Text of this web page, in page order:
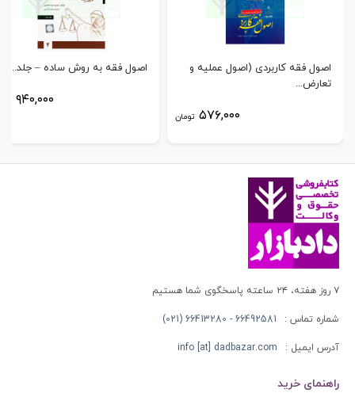
اصول فقه کاربردی (اصول عملیه و
تعارض...
۵۷۶,۰۰۰ تومان
اصول فقه به روش ساده – جلد...
۹۴۰,۰۰۰
۷ روز هفته، ۲۴ ساعته پاسخگوی شما هستیم
شماره تماس : 66492581 - 66413280 (021)
آدرس ایمیل : info [at] dadbazar.com
راهنمای خرید